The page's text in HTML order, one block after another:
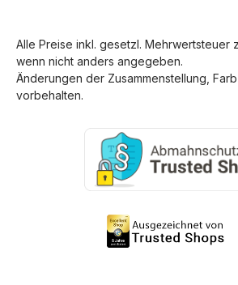
Alle Preise inkl. gesetzl. Mehrwertsteuer
wenn nicht anders angegeben.
Änderungen der Zusammenstellung,
vorbehalten.